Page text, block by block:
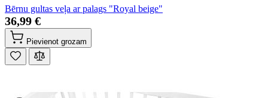
Bērnu gultas veļa ar palags "Royal beige"
36,99 €
Pievienot grozam